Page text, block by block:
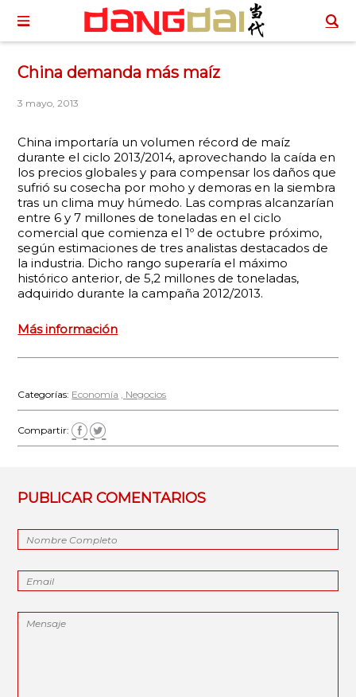
China demanda más maíz
3 mayo, 2013
China importaría un volumen récord de maíz
durante el ciclo 2013/2014, aprovechando la caída en
los precios globales y para compensar los daños que
sufrió su cosecha por moho y demoras en la siembra
tras un clima muy húmedo. Las compras alcanzarían
entre 6 y 7 millones de toneladas en el ciclo
comercial que comienza el 1º de octubre próximo,
según estimaciones de tres analistas destacados de
la industria. Dicho rango superaría el máximo
histórico anterior, de 5,2 millones de toneladas,
adquirido durante la campaña 2012/2013.
Más información
Categorías: Economía Negocios
Compartir:
PUBLICAR COMENTARIOS